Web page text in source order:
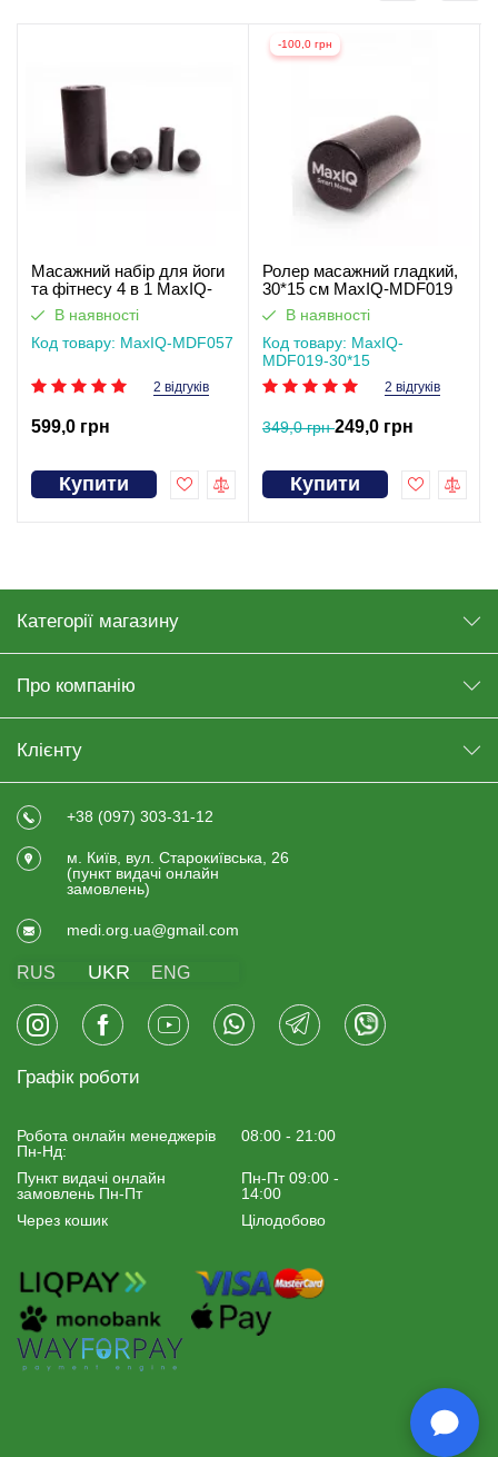
Масажний набір для йоги
та фітнесу 4 в 1 MaxIQ-
MDF057
В наявності
Код товару: MaxIQ-MDF057
2 відгуків
599,0 грн
Купити
-100,0 грн
Ролер масажний гладкий,
30*15 см MaxIQ-MDF019
В наявності
Код товару: MaxIQ-
MDF019-30*15
2 відгуків
349,0 грн249,0 грн
Купити
Категорії магазину
Про компанію
Клієнту
+38 (097) 303-31-12
м. Київ, вул. Старокиївська, 26
(пункт видачi онлайн
замовлень)
medi.org.ua@gmail.com
RUS UKR ENG
Графік роботи
Робота онлайн менеджерiв
Пн-Нд:
08:00 - 21:00
Пункт видачі онлайн
замовлень Пн-Пт
Пн-Пт 09:00 -
14:00
Через кошик
Цілодобово